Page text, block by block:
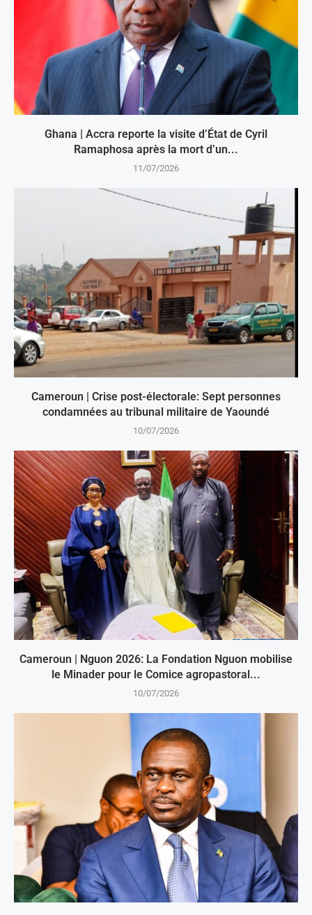
Ghana | Accra reporte la visite d’État de Cyril
Ramaphosa après la mort d’un...
11/07/2026
Cameroun | Crise post-électorale: Sept personnes
condamnées au tribunal militaire de Yaoundé
10/07/2026
Cameroun | Nguon 2026: La Fondation Nguon mobilise
le Minader pour le Comice agropastoral...
10/07/2026